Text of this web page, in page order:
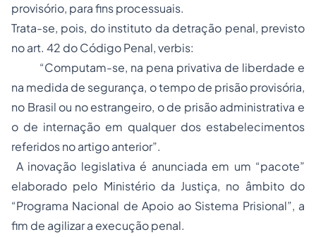
provisório, para fins processuais.
Trata-se, pois, do instituto da detração penal, previsto
no art. 42 do Código Penal,verbis:
“Computam-se, na pena privativa de liberdade e
na medida de segurança, o tempo de prisão provisória,
no Brasil ou no estrangeiro, o de prisão administrativa e
o de internação em qualquer dos estabelecimentos
referidos no artigo anterior”.
A inovação legislativa é anunciada em um “pacote”
elaborado pelo Ministério da Justiça, no âmbito do
“Programa Nacional de Apoio ao Sistema Prisional”, a
fim de agilizar a execução penal.